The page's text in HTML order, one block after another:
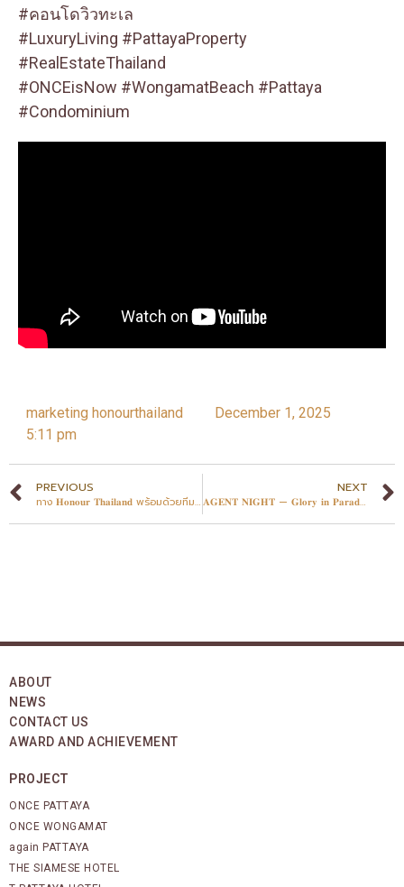
#คอนโดวิวทะเล
#LuxuryLiving #PattayaProperty
#RealEstateThailand
#ONCEisNow #WongamatBeach #Pattaya
#Condominium
marketing honourthailand
December 1, 2025
5:11 pm
PREVIOUS
ทาง 𝐇𝐨𝐧𝐨𝐮𝐫 𝐓𝐡𝐚𝐢𝐥𝐚𝐧𝐝 พร้อมด้วยทีมงานและแขกผู้มีเกียรติ ได้ทำพิธีทำบุญตักบาตรภายใน 𝐒𝐚𝐥𝐞𝐬 𝐆𝐚𝐥𝐥𝐞𝐫𝐲 – 𝐎𝐍𝐂𝐄 𝐖𝐎𝐍𝐆𝐀𝐌𝐀𝐓 เพื่อความเป็นสิริมงคล
NEXT
𝐀𝐆𝐄𝐍𝐓 𝐍𝐈𝐆𝐇𝐓 — 𝐆𝐥𝐨𝐫𝐲 𝐢𝐧 𝐏𝐚𝐫𝐚𝐝𝐢𝐬𝐞 𝐛𝐲 𝐇𝐨𝐧𝐨𝐮𝐫 𝐓𝐡𝐚𝐢𝐥𝐚𝐧𝐝
ABOUT
NEWS
CONTACT US
AWARD AND ACHIEVEMENT
PROJECT
ONCE PATTAYA
ONCE WONGAMAT
again PATTAYA
THE SIAMESE HOTEL